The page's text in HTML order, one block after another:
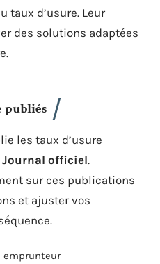
taux d’usure. Leur
des solutions adaptées
publiés
les taux d’usure
Journal officiel.
sur ces publications
et ajuster vos
emprunteur